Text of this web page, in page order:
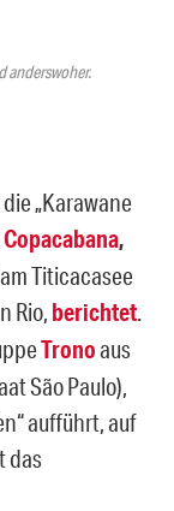
anderswoher.
„Karawane
,
Titicacasee
Rio, berichtet.
Tronoaus
São Paulo),
aufführt, auf
das